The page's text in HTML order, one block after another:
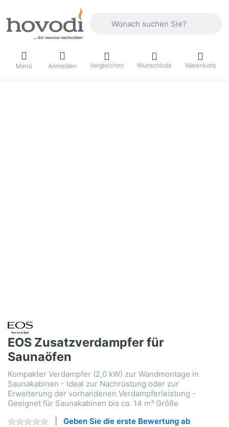
Menü Anmelden Vergleichen Wunschliste Warenkorb
EOS Zusatzverdampfer für
Saunaöfen
Kompakter Verdampfer (2,0 kW) zur Wandmontage in
Saunakabinen - Ideal zur Nachrüstung oder zur
Erweiterung der vorhandenen Verdampferleistung -
Geeignet für Saunakabinen bis ca. 14 m³ Größe
Geben Sie die erste Bewertung ab